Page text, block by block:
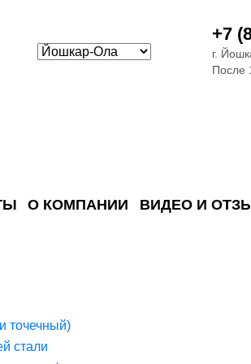
+7
г.
После
О КОМПАНИИ ВИДЕО И
точечный)
стали